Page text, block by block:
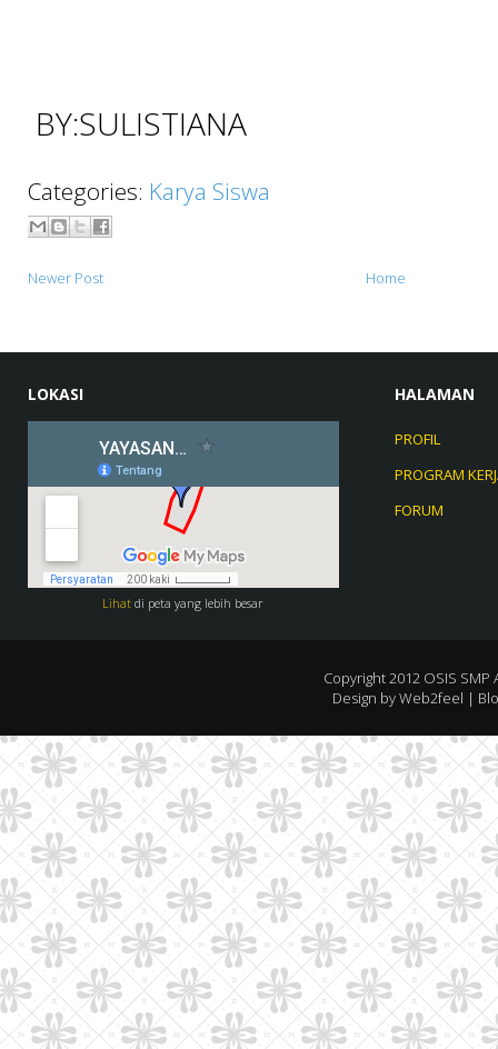
BY:SULISTIANA
Categories: Karya Siswa
Newer Post Home
LOKASI
Lihatdi peta yang lebih besar
HALAMAN
PROFIL
PROGRAM
FORUM
Copyright 2012 OSIS SMP
Design byWeb2feel |